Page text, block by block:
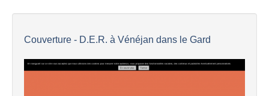
Couverture - D.E.R. à Vénéjan dans le Gard